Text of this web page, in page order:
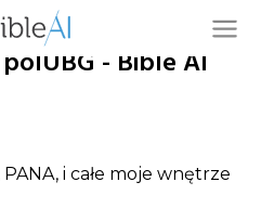
- Bible AI
PANA, i całe moje wnętrze